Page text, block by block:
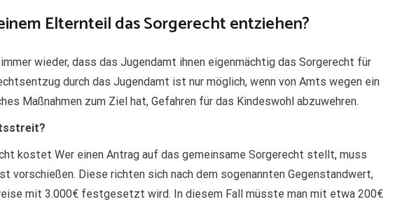
Elternteil das Sorgerecht entziehen?
wieder, dass das Jugendamt ihnen eigenmächtig das Sorgerecht für
durch das Jugendamt ist nur möglich, wenn von Amts wegen ein
Maßnahmen zum Ziel hat, Gefahren für das Kindeswohl abzuwehren.
kostet Wer einen Antrag auf das gemeinsame Sorgerecht stellt, muss
vorschießen. Diese richten sich nach dem sogenannten Gegenstandwert,
mit 3.000€ festgesetzt wird. In diesem Fall müsste man mit etwa 200€